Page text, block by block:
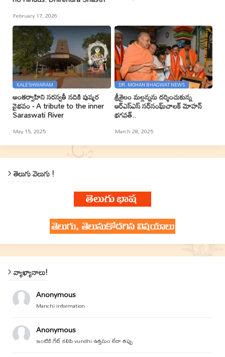
February 17, 2026
KALESHWARAM
అంతర్వాహిని సరస్వతీ నదికి పుష్కర
వైభవం - A tribute to the inner
Saraswati River
May 15, 2025
DR. MOHAN BHAGWAT NEWS
శ్రీశైలం మల్లన్నను దర్శించుకున్న
ఆర్ఎస్ఎస్ సర్‌సంఘ్‌చాలక్ మోహన్
భగవత్..
March 28, 2025
తెలుగు వెలుగు !
వ్యాఖ్యానాలు!
Anonymous
Manchi information
Anonymous
ఇంటికి గేట్ కలిపి vundhi ఉత్తమం లేదా తప్పు